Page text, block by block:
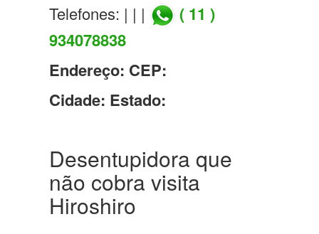
Telefones: | | |
( 11 )
934078838
Endereço: CEP:
Cidade: Estado:
Desentupidora que
não cobra visita
Hiroshiro